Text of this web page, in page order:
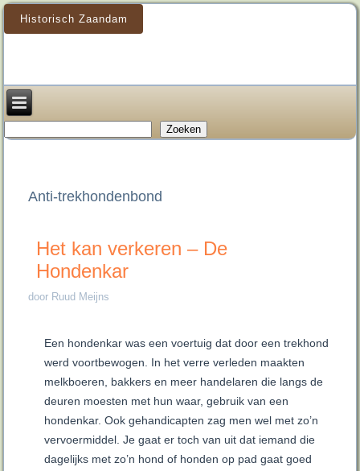
Historisch Zaandam
Zoeken
Anti-trekhondenbond
Het kan verkeren – De
Hondenkar
door Ruud Meijns
Een hondenkar was een voertuig dat door een trekhond
werd voortbewogen. In het verre verleden maakten
melkboeren, bakkers en meer handelaren die langs de
deuren moesten met hun waar, gebruik van een
hondenkar. Ook gehandicapten zag men wel met zo’n
vervoermiddel. Je gaat er toch van uit dat iemand die
dagelijks met zo’n hond of honden op pad gaat goed